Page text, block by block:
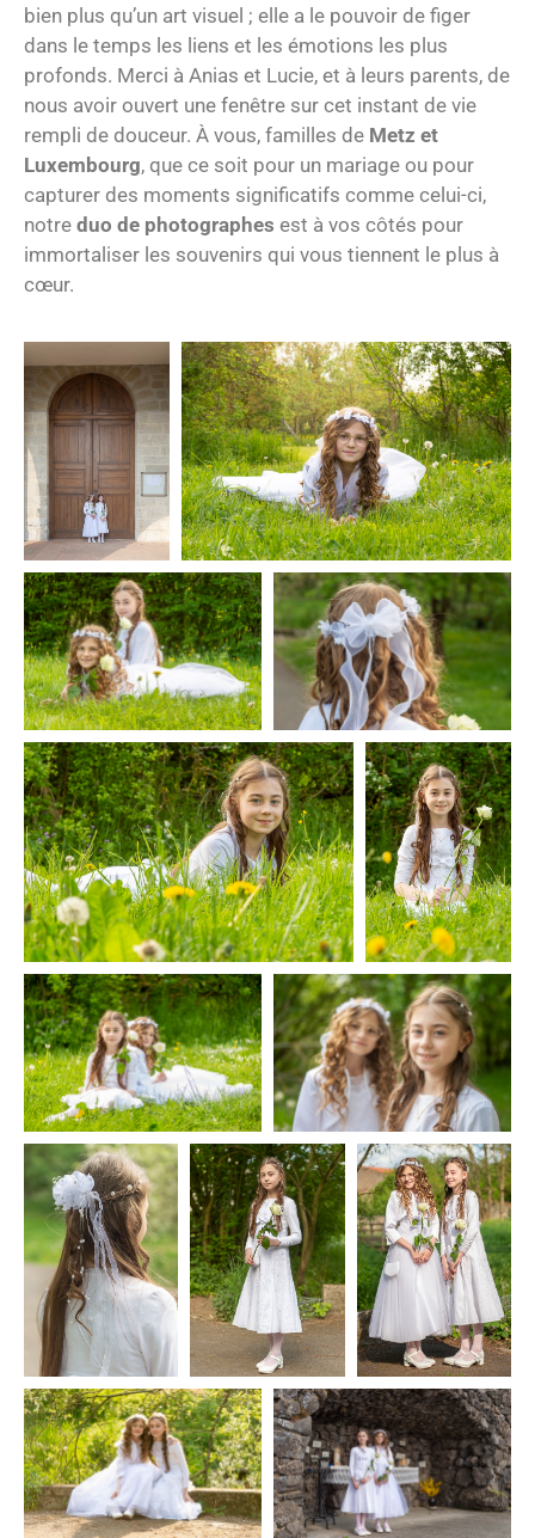
bien plus qu’un art visuel ; elle a le pouvoir de figer
dans le temps les liens et les émotions les plus
profonds. Merci à Anias et Lucie, et à leurs parents, de
nous avoir ouvert une fenêtre sur cet instant de vie
rempli de douceur. À vous, familles de Metz et
Luxembourg, que ce soit pour un mariage ou pour
capturer des moments significatifs comme celui-ci,
notre duo de photographes est à vos côtés pour
immortaliser les souvenirs qui vous tiennent le plus à
cœur.